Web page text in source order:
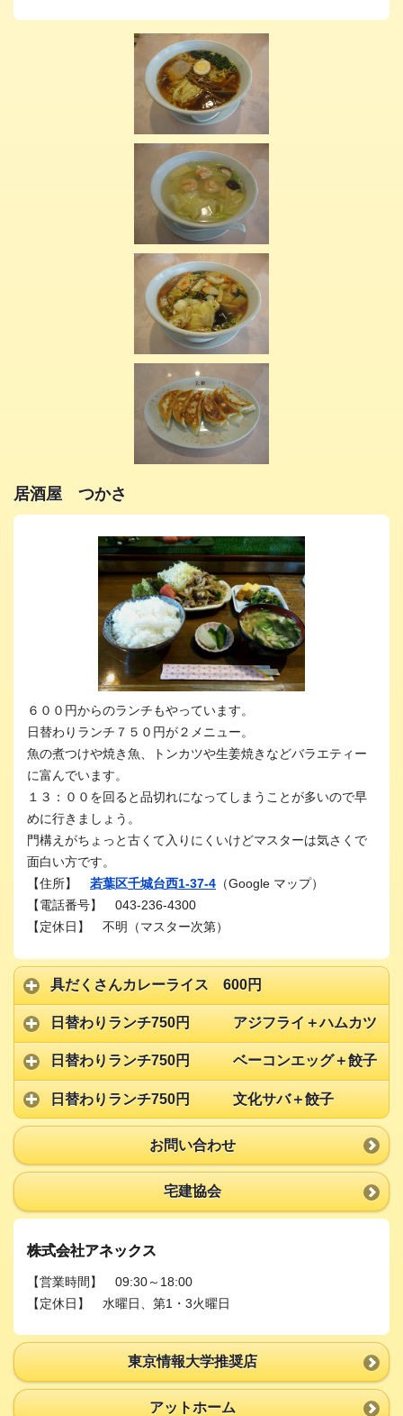
居酒屋 つかさ
６００円からのランチもやっています。
日替わりランチ７５０円が２メニュー。
魚の煮つけや焼き魚、トンカツや生姜焼きなどバラエティー
に富んでいます。
１３：００を回ると品切れになってしまうことが多いので早
めに行きましょう。
門構えがちょっと古くて入りにくいけどマスターは気さくで
面白い方です。
【住所】 若葉区千城台西1-37-4 （Google マップ）
【電話番号】 043-236-4300
【定休日】 不明（マスター次第）
具だくさんカレーライス 600円
日替わりランチ750円 アジフライ＋ハムカツ
日替わりランチ750円 ベーコンエッグ＋餃子
日替わりランチ750円 文化サバ＋餃子
お問い合わせ
宅建協会
株式会社アネックス
【営業時間】 09:30～18:00
【定休日】 水曜日、第1・3火曜日
東京情報大学推奨店
アットホーム